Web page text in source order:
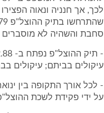
לכך, אך חנניה ונאוה
סחבת והשהיה לא מוסברים
עיקולים בביתם; עיקולים
על ידי פקידת לשכת